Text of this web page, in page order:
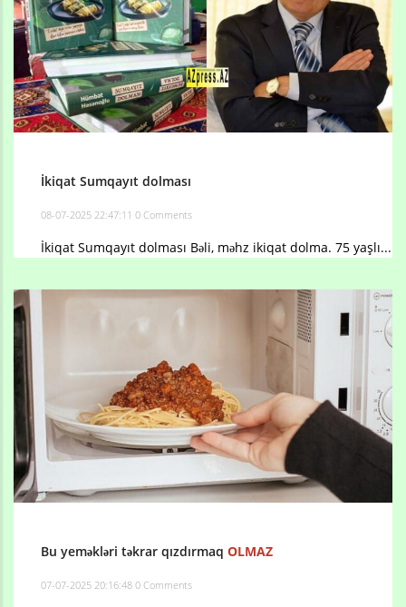
İkiqat Sumqayıt dolması
08-07-2025 22:47:11 0 Comments
İkiqat Sumqayıt dolması Bəli, məhz ikiqat dolma. 75 yaşlı...
Bu yeməkləri təkrar qızdırmaq OLMAZ
07-07-2025 20:16:48 0 Comments